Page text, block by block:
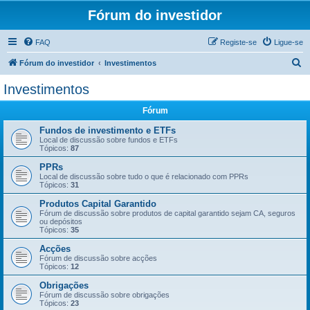
Fórum do investidor
FAQ Ligue-se
Registe-se
Fórum do investidor Investimentos
r
Investimentos
Fórum
Fundos de investimento e ETFs
Local de discussão sobre fundos e ETFs
Tópicos: 87
PPRs
Local de discussão sobre tudo o que é relacionado com PPRs
Tópicos: 31
Produtos Capital Garantido
Fórum de discussão sobre produtos de capital garantido sejam CA, seguros
ou depósitos
Tópicos: 35
Acções
Fórum de discussão sobre acções
Tópicos: 12
Obrigações
Fórum de discussão sobre obrigações
Tópicos: 23